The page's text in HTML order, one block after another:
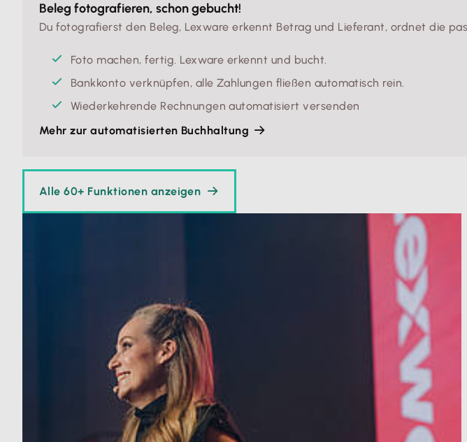
Beleg fotografieren, schon gebucht!
Du fotografierst den Beleg, Lexware erkennt Betrag und Lieferant, ordnet die
Foto machen, fertig. Lexware erkennt und bucht.
Bankkonto verknüpfen, alle Zahlungen fließen automatisch rein.
Wiederkehrende Rechnungen automatisiert versenden
Mehr zur automatisierten Buchhaltung
Alle 60+ Funktionen anzeigen